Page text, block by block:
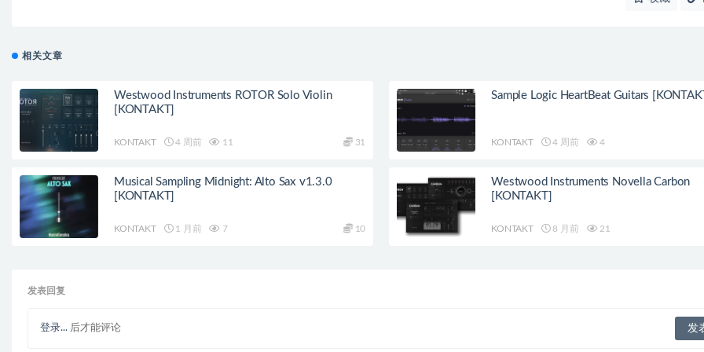
相关文章
Westwood Instruments ROTOR Solo Violin
[KONTAKT]
KONTAKT 4 周前 11 31
Sample Logic HeartBeat Guitars
KONTAKT 4 周前 4
Musical Sampling Midnight: Alto Sax v1.3.0
[KONTAKT]
KONTAKT 1 月前 7 10
Westwood Instruments Novella Carbon
[KONTAKT]
KONTAKT 8 月前 21
发表回复
登录... 后才能评论